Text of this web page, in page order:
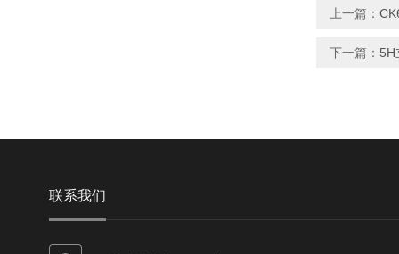
上一篇：
下一篇： 5H
联系我们